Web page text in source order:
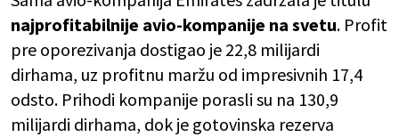
najprofitabilnije avio-kompanije na svetu. Profit
pre oporezivanja dostigao je 22,8 milijardi
dirhama, uz profitnu maržu od impresivnih 17,4
odsto. Prihodi kompanije porasli su na 130,9
milijardi dirhama, dok je gotovinska rezerva